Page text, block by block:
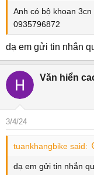
Anh có bộ khoan
0935796872
dạ em gửi tin nhắn
Văn hiển
3/4/24
tuankhangbike said:
dạ em gửi tin nhắn